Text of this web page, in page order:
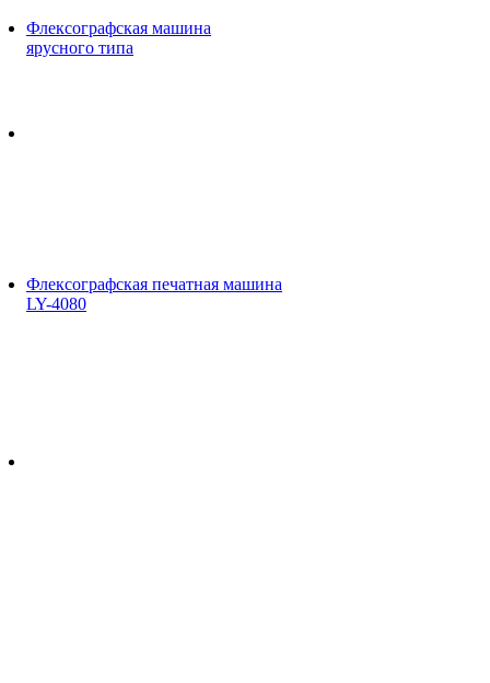
Флексографская машина
ярусного типа
Флексографская печатная машина
LY-4080